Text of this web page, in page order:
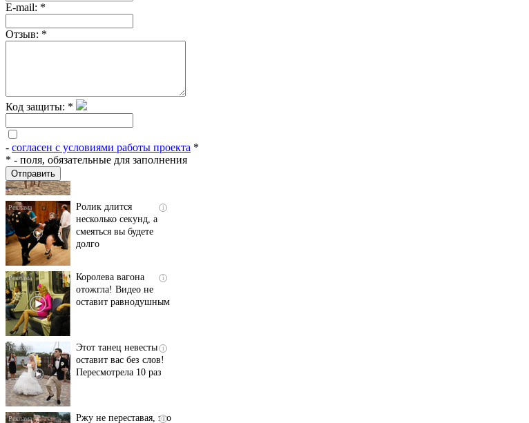
E-mail: *
Отзыв: *
Код защиты: *
- согласен с условиями работы проекта *
* - поля, обязательные для заполнения
Скрытая камера на
пляже Крыма: Что
их не видят...
смеяться вы будете
долго
оставит равнодушным
Пересмотрела 10 раз